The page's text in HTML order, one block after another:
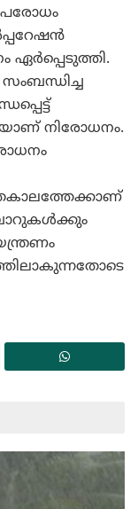
ഏര്‍പ്പെടുത്തി.
നിരോധനം.
ബാറുകള്‍ക്കും